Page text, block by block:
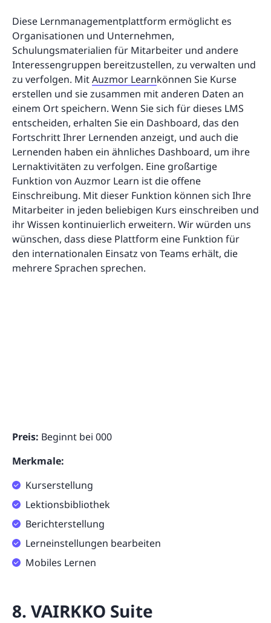
Diese Lernmanagementplattform ermöglicht es
Organisationen und Unternehmen,
Schulungsmaterialien für Mitarbeiter und andere
Interessengruppen bereitzustellen, zu verwalten und
zu verfolgen. MitAuzmor Learnkönnen Sie Kurse
erstellen und sie zusammen mit anderen Daten an
einem Ort speichern. Wenn Sie sich für dieses LMS
entscheiden, erhalten Sie ein Dashboard, das den
Fortschritt Ihrer Lernenden anzeigt, und auch die
Lernenden haben ein ähnliches Dashboard, um ihre
Lernaktivitäten zu verfolgen. Eine großartige
Funktion von Auzmor Learn ist die offene
Einschreibung. Mit dieser Funktion können sich Ihre
Mitarbeiter in jeden beliebigen Kurs einschreiben und
ihr Wissen kontinuierlich erweitern. Wir würden uns
wünschen, dass diese Plattform eine Funktion für
den internationalen Einsatz von Teams erhält, die
mehrere Sprachen sprechen.
Preis: Beginnt bei 000
Merkmale:
Kurserstellung
Lektionsbibliothek
Berichterstellung
Lerneinstellungen bearbeiten
Mobiles Lernen
8. VAIRKKO Suite